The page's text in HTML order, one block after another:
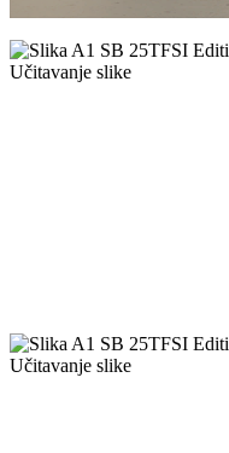
Učitavanje slike
Učitavanje slike